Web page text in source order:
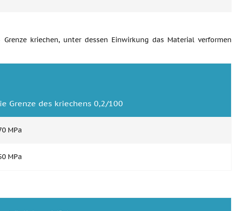
kriechen, unter dessen Einwirkung das Material verformen
Grenze des kriechens 0,2/100
MPa
MPa